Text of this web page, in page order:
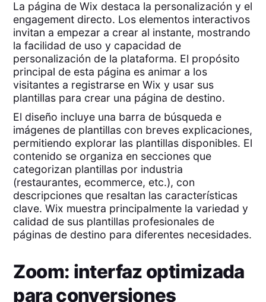
La página de Wix destaca la personalización y el
engagement directo. Los elementos interactivos
invitan a empezar a crear al instante, mostrando
la facilidad de uso y capacidad de
personalización de la plataforma. El propósito
principal de esta página es animar a los
visitantes a registrarse en Wix y usar sus
plantillas para crear una página de destino.
El diseño incluye una barra de búsqueda e
imágenes de plantillas con breves explicaciones,
permitiendo explorar las plantillas disponibles. El
contenido se organiza en secciones que
categorizan plantillas por industria
(restaurantes, ecommerce, etc.), con
descripciones que resaltan las características
clave. Wix muestra principalmente la variedad y
calidad de sus plantillas profesionales de
páginas de destino para diferentes necesidades.
Zoom: interfaz optimizada
para conversiones